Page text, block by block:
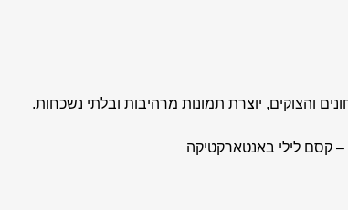
והצוקים, יוצרת תמונות מרהיבות ובלתי נשכחות.
– קסם לילי באנטארקטיקה